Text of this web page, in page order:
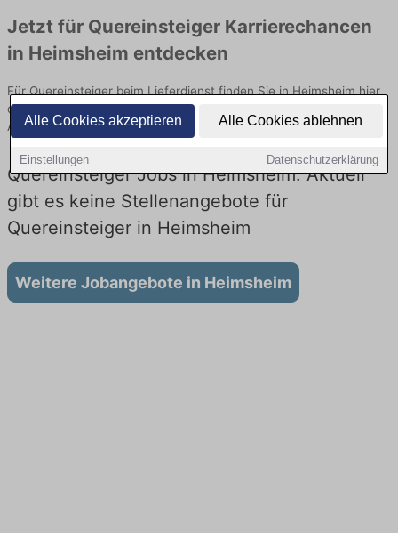
Alle Cookies akzeptieren Alle Cookies ablehnen
Einstellungen Datenschutzerklärung
Jetzt für Quereinsteiger Karrierechancen
in Heimsheim entdecken
Für Quereinsteiger beim Lieferdienst finden Sie in Heimsheim hier
die aktuellsten Angebote. Entdecken Sie freie Optionen von Top-
Arbeitgebern und bewerben Sie sich noch heute.
Quereinsteiger Jobs in Heimsheim: Aktuell
gibt es keine Stellenangebote für
Quereinsteiger in Heimsheim
Weitere Jobangebote in Heimsheim